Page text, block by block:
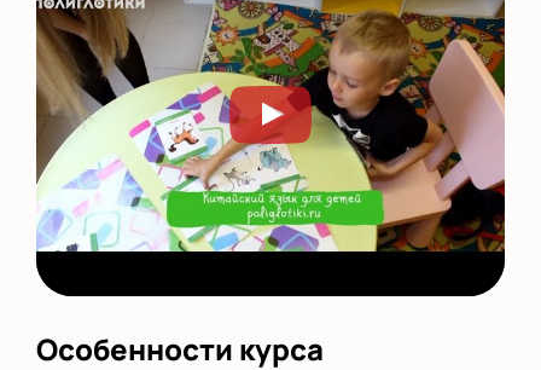
Особенности курса